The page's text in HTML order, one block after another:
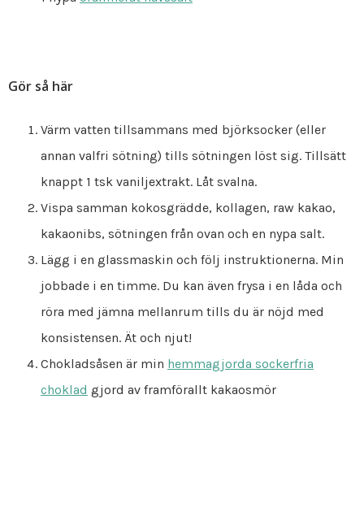
Gör så här
Värm vatten tillsammans med björksocker (eller
annan valfri sötning) tills sötningen löst sig. Tillsätt
knappt 1 tsk vaniljextrakt. Låt svalna.
Vispa samman kokosgrädde, kollagen, raw kakao,
kakaonibs, sötningen från ovan och en nypa salt.
Lägg i en glassmaskin och följ instruktionerna. Min
jobbade i en timme. Du kan även frysa i en låda och
röra med jämna mellanrum tills du är nöjd med
konsistensen. Ät och njut!
Chokladsåsen är min hemmagjorda sockerfria
choklad gjord av framförallt kakaosmör